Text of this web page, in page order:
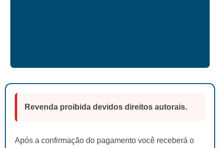
Revenda proibida devidos direitos autorais.
Após a confirmação do pagamento você receberá o